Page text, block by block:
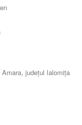
județul Ialomița